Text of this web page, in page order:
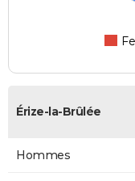
Érize-la-Brûlée
Hommes